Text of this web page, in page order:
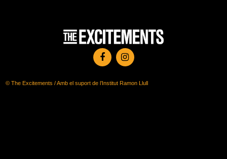
© The Excitements / Amb el suport de l’Institut Ramon Llull